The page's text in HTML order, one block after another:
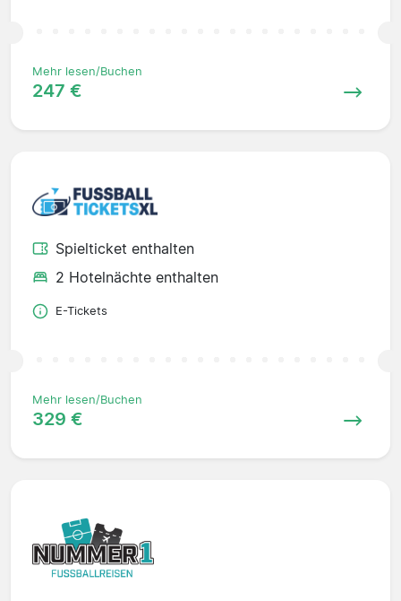
Mehr lesen/Buchen
247 €
Spielticket enthalten
2 Hotelnächte enthalten
E-Tickets
Mehr lesen/Buchen
329 €